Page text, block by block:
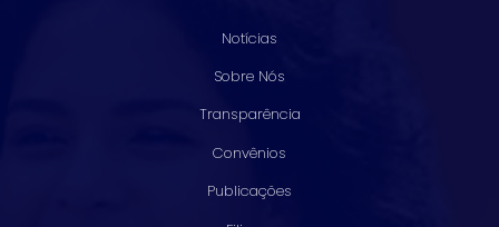
Notícias
Sobre Nós
Transparência
Convênios
Publicações